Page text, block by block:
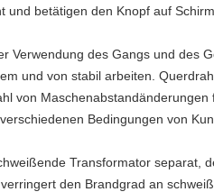
betätigen den Knopf auf Schirm,
Verwendung des Gangs und des
und von stabil arbeiten.
von
Bedingungen von
Transformator separat,
den Brandgrad an